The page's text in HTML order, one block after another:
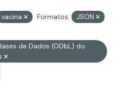
vacina Formatos:
JSON
de Dados (ODbL) do